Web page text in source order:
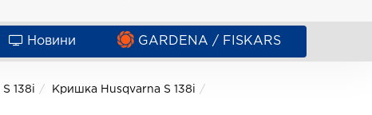
Новини GARDENA / FISKARS
138i
Кришка Husqvarna S 138i